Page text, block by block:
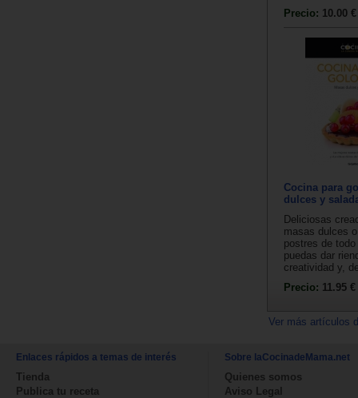
Precio: 10.00 €
Cocina para
dulces y
Deliciosas
masas dulces
postres de
puedas dar
creatividad y,
Precio: 11.95 €
Ver más artículos
Enlaces rápidos a temas de interés
Tienda
Publica tu receta
Sobre laCocinadeMama.net
Quienes somos
Aviso Legal